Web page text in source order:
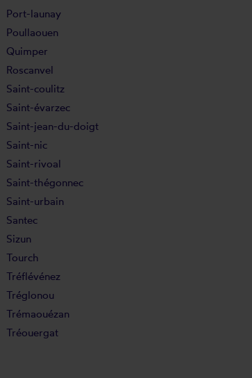
Port-launay
Poullaouen
Quimper
Roscanvel
Saint-coulitz
Saint-évarzec
Saint-jean-du-doigt
Saint-nic
Saint-rivoal
Saint-thégonnec
Saint-urbain
Santec
Sizun
Tourch
Tréflévénez
Tréglonou
Trémaouézan
Tréouergat